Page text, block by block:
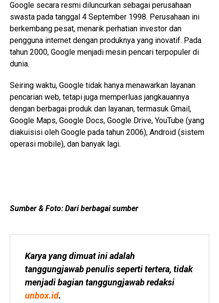
Google secara resmi diluncurkan sebagai perusahaan
swasta pada tanggal 4 September 1998. Perusahaan ini
berkembang pesat, menarik perhatian investor dan
pengguna internet dengan produknya yang inovatif. Pada
tahun 2000, Google menjadi mesin pencari terpopuler di
dunia.
Seiring waktu, Google tidak hanya menawarkan layanan
pencarian web, tetapi juga memperluas jangkauannya
dengan berbagai produk dan layanan, termasuk Gmail,
Google Maps, Google Docs, Google Drive, YouTube (yang
diakuisisi oleh Google pada tahun 2006), Android (sistem
operasi mobile), dan banyak lagi.
Sumber & Foto: Dari berbagai sumber
Karya yang dimuat ini adalah
tanggungjawab penulis seperti tertera, tidak
unbox.id.